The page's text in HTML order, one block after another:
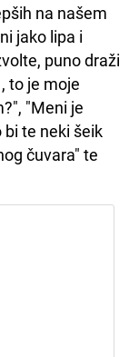
na našem
jako lipa i
puno draži
to je moje
"Meni je
te neki šeik
čuvara" te